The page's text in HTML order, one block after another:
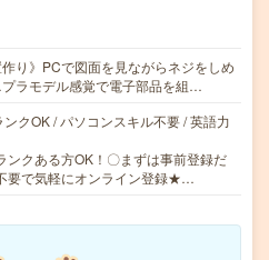
作り》PCで図面を見ながらネジをしめ
ラモデル感覚で電子部品を組…
クOK / パソコンスキル不要 / 英語力
クある方OK！〇まずは事前登録だ
要で気軽にオンライン登録★…